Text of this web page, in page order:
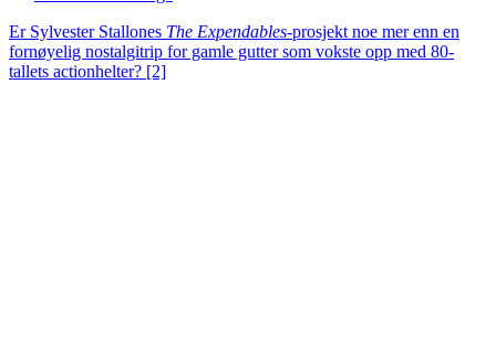
Er Sylvester Stallones The Expendables-prosjekt noe mer enn en
fornøyelig nostalgitrip for gamle gutter som vokste opp med 80-
tallets actionhelter? [2]